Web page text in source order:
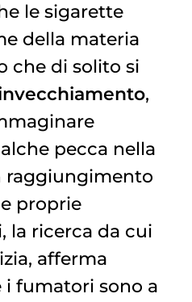
le sigarette
della materia
che di solito si
,
pecca nella
raggiungimento
proprie
la ricerca da cui
afferma
fumatori sono a